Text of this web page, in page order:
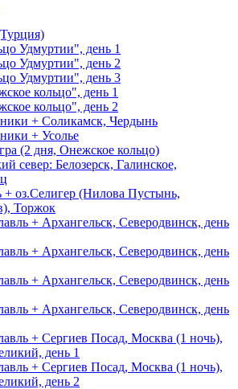
Удмуртии", день 1
Удмуртии", день 2
Удмуртии", день 3
кольцо", день 1
кольцо", день 2
+ Соликамск, Чердынь
+ Усолье
(2 дня, Онежское кольцо)
север: Белозерск, Галинское,
+ оз.Селигер (Нилова Пустынь,
Торжок
+ Архангельск, Северодвинск, день
+ Архангельск, Северодвинск, день
+ Архангельск, Северодвинск, день
+ Архангельск, Северодвинск, день
+ Сергиев Посад, Москва (1 ночь),
день 1
+ Сергиев Посад, Москва (1 ночь),
день 2